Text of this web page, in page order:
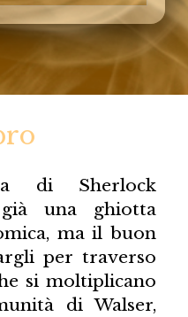
di Sherlock
una ghiotta
ma il buon
per traverso
si moltiplicano
di Walser,